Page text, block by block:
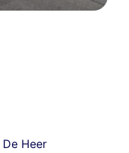
De Heer